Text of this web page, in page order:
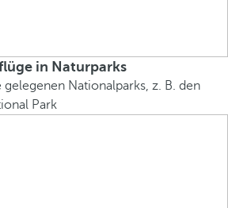
in Naturparks
gelegenen Nationalparks, z. B. den
Park